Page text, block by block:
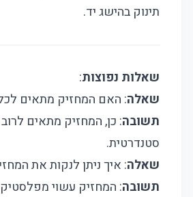
תינוק בהישג יד.
שאלות נפוצות:
שאלה: האם המחזיק מתאים לכל
תשובה: כן, המחזיק מתאים
סטנדרטית.
שאלה: איך ניתן לנקות את
תשובה: המחזיק עשוי מפלסטיק